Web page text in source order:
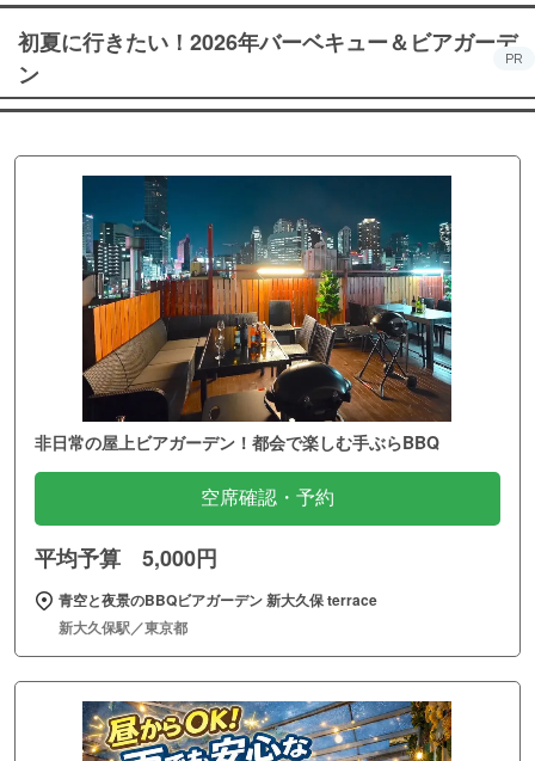
初夏に行きたい！2026年バーベキュー＆ビアガーデ
ン
PR
非日常の屋上ビアガーデン！都会で楽しむ手ぶらBBQ
空席確認・予約
平均予算 5,000円
青空と夜景のBBQビアガーデン 新大久保 terrace
新大久保駅／東京都